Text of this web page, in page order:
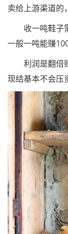
卖给上游渠道的
收一吨鞋子需
一般一吨能赚
利润是翻倍赚
现结基本不会压